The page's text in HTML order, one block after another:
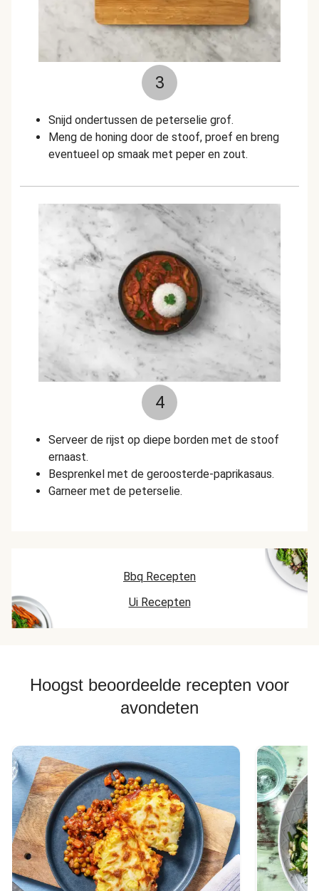
3
Snijd ondertussen de peterselie grof.
Meng de honing door de stoof, proef en breng
eventueel op smaak met peper en zout.
4
Serveer de rijst op diepe borden met de stoof
ernaast.
Besprenkel met de geroosterde-paprikasaus.
Garneer met de peterselie.
Bbq Recepten
Ui Recepten
Hoogst beoordeelde recepten voor
avondeten